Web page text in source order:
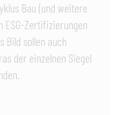
Bau (und weitere
ESG-Zertifizierungen
Bild sollen auch
der einzelnen Siegel